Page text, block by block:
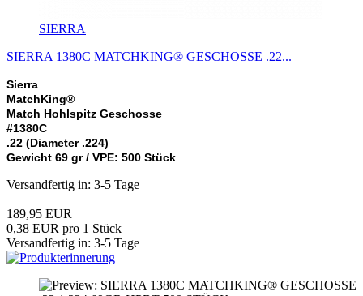
SIERRA
SIERRA 1380C MATCHKING® GESCHOSSE .22...
Sierra
MatchKing®
Match Hohlspitz Geschosse
#1380C
.22 (Diameter .224)
Gewicht 69 gr / VPE: 500 Stück
Versandfertig in: 3-5 Tage
189,95 EUR
0,38 EUR pro 1 Stück
Versandfertig in: 3-5 Tage